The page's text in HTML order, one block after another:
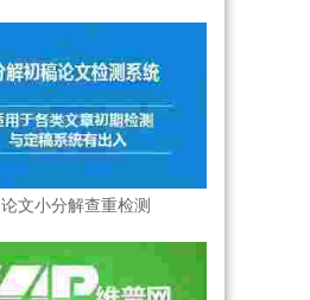
论文小分解查重检测